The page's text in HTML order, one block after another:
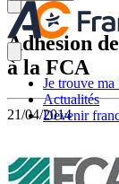
Je trouve ma
Actualités
Devenir
Adhésion
à la FCA
21/04/2014